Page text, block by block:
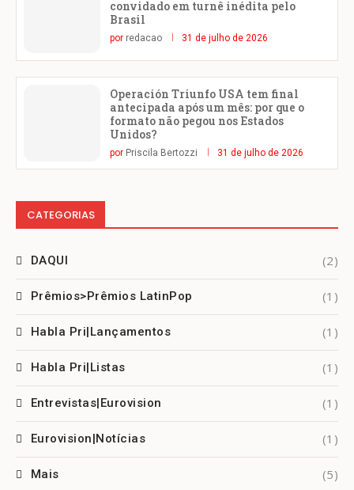
convidado em turnê inédita pelo
Brasil
por redacao 31 de julho de 2026
Operación Triunfo USA tem final
antecipada após um mês: por que o
formato não pegou nos Estados
Unidos?
por Priscila Bertozzi 31 de julho de 2026
CATEGORIAS
DAQUI (2)
Prêmios>Prêmios LatinPop (1)
Habla Pri|Lançamentos (1)
Habla Pri|Listas (1)
Entrevistas|Eurovision (1)
Eurovision|Notícias (1)
Mais (5)